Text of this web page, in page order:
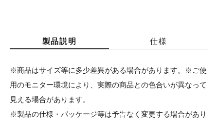
製品説明 仕様
※商品はサイズ等に多少差異がある場合があります。※ご使
用のモニター環境により、実際の商品との色合いが異なって
見える場合があります。
※製品の仕様・パッケージ等は予告なく変更する場合があり